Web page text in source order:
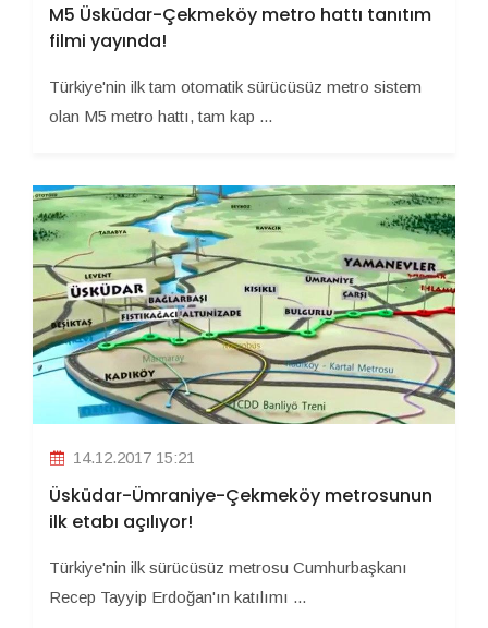
M5 Üsküdar-Çekmeköy metro hattı tanıtım
filmi yayında!
Türkiye'nin ilk tam otomatik sürücüsüz metro sistem
olan M5 metro hattı, tam kap ...
14.12.2017 15:21
Üsküdar-Ümraniye-Çekmeköy metrosunun
ilk etabı açılıyor!
Türkiye'nin ilk sürücüsüz metrosu Cumhurbaşkanı
Recep Tayyip Erdoğan'ın katılımı ...